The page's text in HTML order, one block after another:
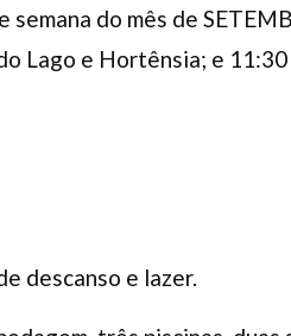
do mês de
Lago e Hortênsia; e 11:30
descanso e lazer.